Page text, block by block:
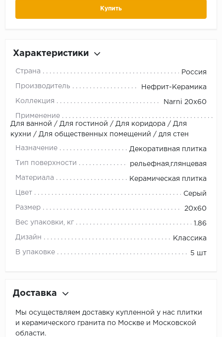
Купить
Характеристики
Страна Россия
Производитель Нефрит-Керамика
Коллекция Narni 20x60
Применение
Для ванной / Для гостиной / Для коридора / Для
кухни / Для общественных помещений / для стен
Назначение Декоративная плитка
Тип поверхности рельефная,глянцевая
Материала Керамическая плитка
Цвет Серый
Размер 20х60
Вес упаковки, кг 1.86
Дизайн Классика
В упаковке 5 шт
Доставка
Мы осуществляем доставку купленной у нас плитки
и керамического гранита по Москве и Московской
области.